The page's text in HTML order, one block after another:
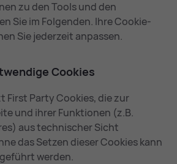
zu den Tools und den
Sie im Folgenden. Ihre Cookie-
Sie jederzeit anpassen.
Coo­kies
First Party Cookies, die zur
und ihrer Funktionen (z.B.
aus technischer Sicht
das Setzen dieser Cookies kann
werden.